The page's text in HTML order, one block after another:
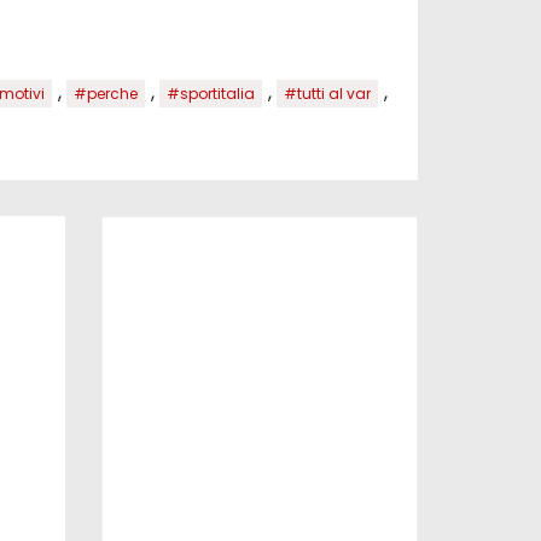
, #perche , #sportitalia , #tutti al var ,